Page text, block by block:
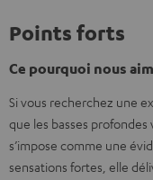
Points forts
Ce pourquoi nous
Si vous recherchez une
que les basses profondes
s’impose comme une
sensations fortes, elle